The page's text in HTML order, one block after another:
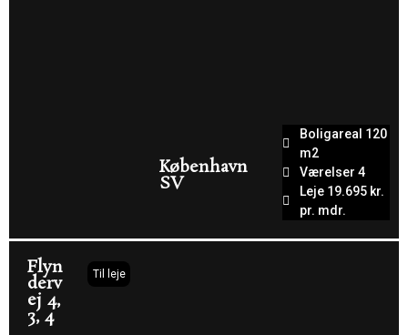
Boligareal 120
m2
Værelser 4
Leje 19.695 kr.
pr. mdr.
Flyn
derv
ej 4,
3, 4
Til leje
København
SV